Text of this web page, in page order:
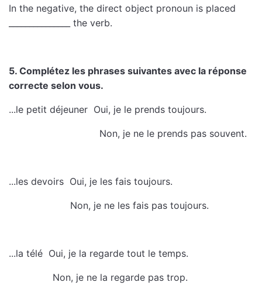
In the negative, the direct object pronoun is placed
_______________ the verb.
5. Complétez les phrases suivantes avec la réponse
correcte selon vous.
...le petit déjeuner  Oui, je le prends toujours.
 Non, je ne le prends pas souvent.
...les devoirs  Oui, je les fais toujours.
 Non, je ne les fais pas toujours.
...la télé  Oui, je la regarde tout le temps.
 Non, je ne la regarde pas trop.